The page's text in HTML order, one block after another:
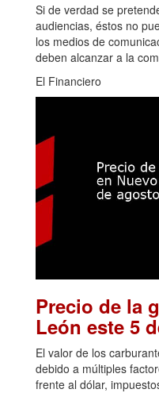
Si de verdad se
audiencias, éstos no
los medios de
deben alcanzar a la
El Financiero
Precio de la
León este 5
El valor de los
debido a múltiples
frente al dólar,